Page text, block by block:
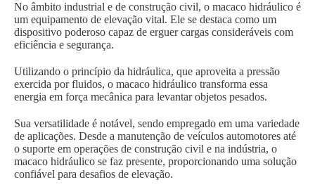
No âmbito industrial e de construção civil, o macaco hidráulico é
um equipamento de elevação vital. Ele se destaca como um
dispositivo poderoso capaz de erguer cargas consideráveis com
eficiência e segurança.
Utilizando o princípio da hidráulica, que aproveita a pressão
exercida por fluidos, o macaco hidráulico transforma essa
energia em força mecânica para levantar objetos pesados.
Sua versatilidade é notável, sendo empregado em uma variedade
de aplicações. Desde a manutenção de veículos automotores até
o suporte em operações de construção civil e na indústria, o
macaco hidráulico se faz presente, proporcionando uma solução
confiável para desafios de elevação.